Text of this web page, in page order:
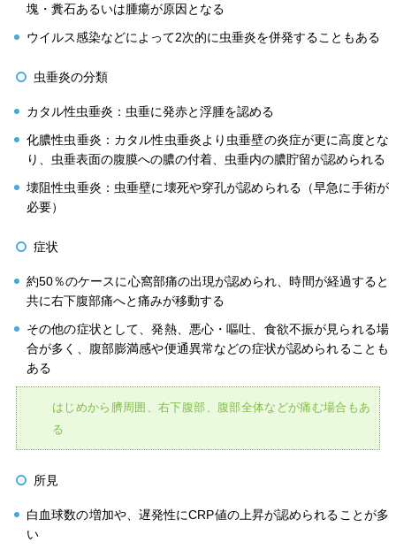
塊・糞石あるいは腫瘍が原因となる
ウイルス感染などによって2次的に虫垂炎を併発することもある
虫垂炎の分類
カタル性虫垂炎：虫垂に発赤と浮腫を認める
化膿性虫垂炎：カタル性虫垂炎より虫垂壁の炎症が更に高度とな
り、虫垂表面の腹膜への膿の付着、虫垂内の膿貯留が認められる
壊阻性虫垂炎：虫垂壁に壊死や穿孔が認められる（早急に手術が
必要）
症状
約50％のケースに心窩部痛の出現が認められ、時間が経過すると
共に右下腹部痛へと痛みが移動する
その他の症状として、発熱、悪心・嘔吐、食欲不振が見られる場
合が多く、腹部膨満感や便通異常などの症状が認められることも
ある
はじめから臍周囲、右下腹部、腹部全体などが痛む場合もあ
る
所見
白血球数の増加や、遅発性にCRP値の上昇が認められることが多
い